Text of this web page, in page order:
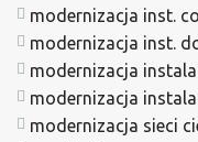
modernizacja inst. co
modernizacja inst.
modernizacja
modernizacja
modernizacja sieci